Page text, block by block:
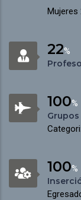
Mujeres
22%
100%
100%